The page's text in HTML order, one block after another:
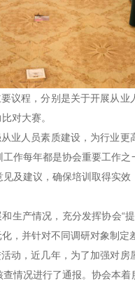
议程，分别是关于开展从
对大赛。
业人员素质建设，为行业更
作每年都是协会重要工作
及建议，确保培训取得实
生产情况，充分发挥协会“
，并针对不同调研对象制定
动，近几年，为了加强对
情况进行了通报。协会本